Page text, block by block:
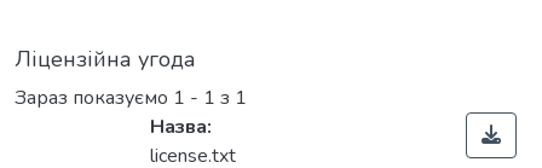
Ліцензійна угода
Зараз показуємо 1 - 1 з 1
Назва:
license.txt